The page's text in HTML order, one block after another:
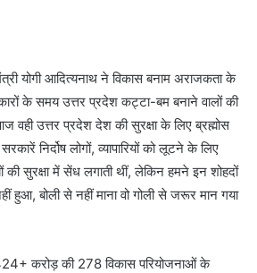
योगी आदित्यनाथ ने विकास बनाम अराजकता के
के समय उत्तर प्रदेश कट्टा-बम बनाने वालों की
उत्तर प्रदेश देश की सुरक्षा के लिए ब्रह्मोस
निर्दोष लोगों, व्यापारियों को लूटने के लिए
की सुरक्षा में सेंध लगाती थीं, लेकिन हमने इन शोहदों
हुआ, बोली से नहीं माना वो गोली से जरूर मान गया
करोड़ की 278 विकास परियोजनाओं के